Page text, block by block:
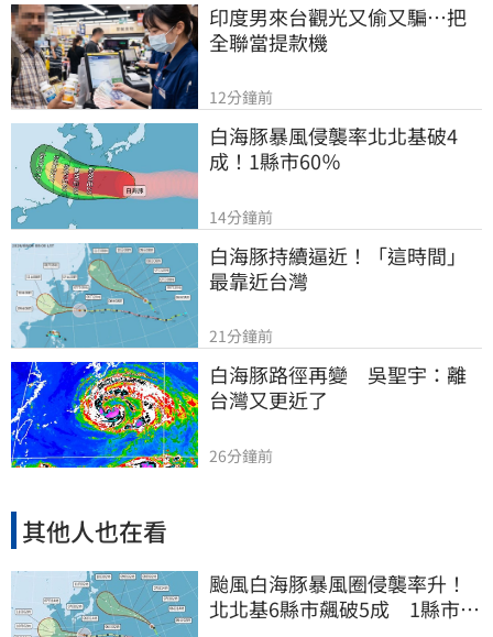
印度男來台觀光又偷又騙…把
全聯當提款機
12分鐘前
白海豚暴風侵襲率北北基破4
成！1縣市60％
14分鐘前
白海豚持續逼近！「這時間」
最靠近台灣
21分鐘前
白海豚路徑再變　吳聖宇：離
台灣又更近了
26分鐘前
其他人也在看
颱風白海豚暴風圈侵襲率升！
北北基6縣市飆破5成 1縣市